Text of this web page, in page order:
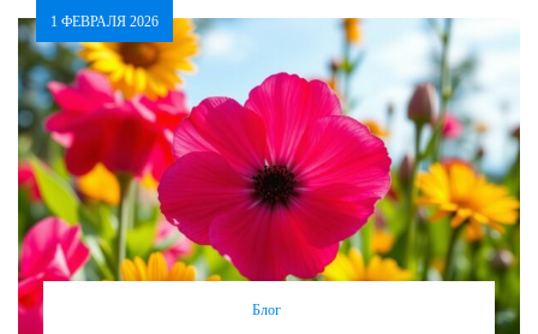
1 ФЕВРАЛЯ 2026
Блог